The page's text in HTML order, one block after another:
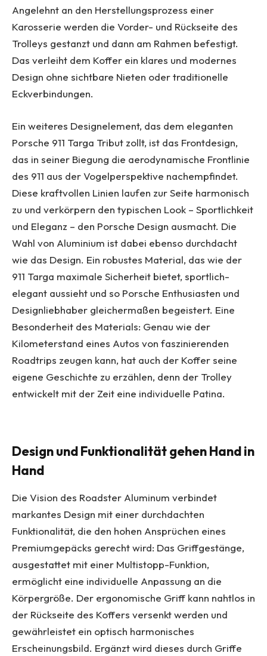
Angelehnt an den Herstellungsprozess einer
Karosserie werden die Vorder- und Rückseite des
Trolleys gestanzt und dann am Rahmen befestigt.
Das verleiht dem Koffer ein klares und modernes
Design ohne sichtbare Nieten oder traditionelle
Eckverbindungen.
Ein weiteres Designelement, das dem eleganten
Porsche 911 Targa Tribut zollt, ist das Frontdesign,
das in seiner Biegung die aerodynamische Frontlinie
des 911 aus der Vogelperspektive nachempfindet.
Diese kraftvollen Linien laufen zur Seite harmonisch
zu und verkörpern den typischen Look – Sportlichkeit
und Eleganz – den Porsche Design ausmacht. Die
Wahl von Aluminium ist dabei ebenso durchdacht
wie das Design. Ein robustes Material, das wie der
911 Targa maximale Sicherheit bietet, sportlich-
elegant aussieht und so Porsche Enthusiasten und
Designliebhaber gleichermaßen begeistert. Eine
Besonderheit des Materials: Genau wie der
Kilometerstand eines Autos von faszinierenden
Roadtrips zeugen kann, hat auch der Koffer seine
eigene Geschichte zu erzählen, denn der Trolley
entwickelt mit der Zeit eine individuelle Patina.
Design und Funktionalität gehen Hand in
Hand
Die Vision des Roadster Aluminum verbindet
markantes Design mit einer durchdachten
Funktionalität, die den hohen Ansprüchen eines
Premiumgepäcks gerecht wird: Das Griffgestänge,
ausgestattet mit einer Multistopp-Funktion,
ermöglicht eine individuelle Anpassung an die
Körpergröße. Der ergonomische Griff kann nahtlos in
der Rückseite des Koffers versenkt werden und
gewährleistet ein optisch harmonisches
Erscheinungsbild. Ergänzt wird dieses durch Griffe